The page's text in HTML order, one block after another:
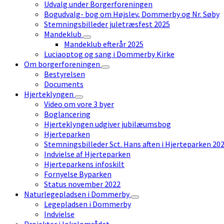
Udvalg under Borgerforeningen
Bogudvalg- bog om Højslev, Dommerby og Nr. Søby
Stemningsbilleder juletræsfest 2025
Mandeklub
Mandeklub efterår 2025
Luciaoptog og sang i Dommerby Kirke
Om borgerforeningen
Bestyrelsen
Documents
Hjerteklyngen
Video om vore 3 byer
Boglancering
Hjerteklyngen udgiver jubilæumsbog
Hjerteparken
Stemningsbilleder Sct. Hans aften i Hjerteparken
Indvielse af Hjerteparken
Hjerteparkens infoskilt
Fornyelse Byparken
Status november 2022
Naturlegepladsen i Dommerby
Legepladsen i Dommerby
Indvielse